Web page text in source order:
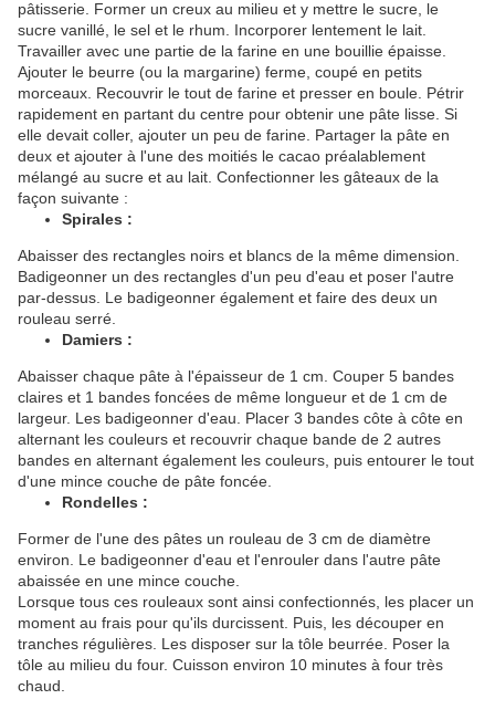
pâtisserie. Former un creux au milieu et y mettre le sucre, le
sucre vanillé, le sel et le rhum. Incorporer lentement le lait.
Travailler avec une partie de la farine en une bouillie épaisse.
Ajouter le beurre (ou la margarine) ferme, coupé en petits
morceaux. Recouvrir le tout de farine et presser en boule. Pétrir
rapidement en partant du centre pour obtenir une pâte lisse. Si
elle devait coller, ajouter un peu de farine. Partager la pâte en
deux et ajouter à l'une des moitiés le cacao préalablement
mélangé au sucre et au lait. Confectionner les gâteaux de la
façon suivante :
Spirales :
Abaisser des rectangles noirs et blancs de la même dimension.
Badigeonner un des rectangles d'un peu d'eau et poser l'autre
par-dessus. Le badigeonner également et faire des deux un
rouleau serré.
Damiers :
Abaisser chaque pâte à l'épaisseur de 1 cm. Couper 5 bandes
claires et 1 bandes foncées de même longueur et de 1 cm de
largeur. Les badigeonner d'eau. Placer 3 bandes côte à côte en
alternant les couleurs et recouvrir chaque bande de 2 autres
bandes en alternant également les couleurs, puis entourer le tout
d'une mince couche de pâte foncée.
Rondelles :
Former de l'une des pâtes un rouleau de 3 cm de diamètre
environ. Le badigeonner d'eau et l'enrouler dans l'autre pâte
abaissée en une mince couche.
Lorsque tous ces rouleaux sont ainsi confectionnés, les placer un
moment au frais pour qu'ils durcissent. Puis, les découper en
tranches régulières. Les disposer sur la tôle beurrée. Poser la
tôle au milieu du four. Cuisson environ 10 minutes à four très
chaud.